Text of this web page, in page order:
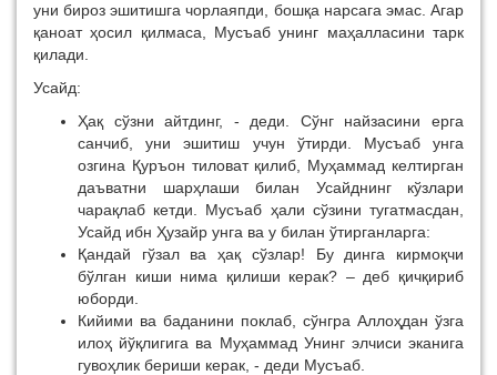
уни бироз эшитишга чорлаяпди, бошқа нарсага эмас. Агар
қаноат ҳосил қилмаса, Мусъаб унинг маҳалласини тарк
қилади.
Усайд:
Ҳақ сўзни айтдинг, - деди. Сўнг найзасини ерга
санчиб, уни эшитиш учун ўтирди. Мусъаб унга
озгина Қуръон тиловат қилиб, Муҳаммад келтирган
даъватни шарҳлаши билан Усайднинг кўзлари
чарақлаб кетди. Мусъаб ҳали сўзини тугатмасдан,
Усайд ибн Ҳузайр унга ва у билан ўтирганларга:
Қандай гўзал ва ҳақ сўзлар! Бу динга кирмоқчи
бўлган киши нима қилиши керак? – деб қичқириб
юборди.
Кийими ва баданини поклаб, сўнгра Аллоҳдан ўзга
илоҳ йўқлигига ва Муҳаммад Унинг элчиси эканига
гувоҳлик бериши керак, - деди Мусъаб.